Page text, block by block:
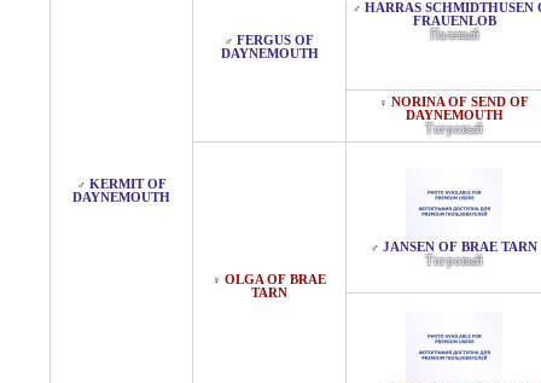
♂ KERMIT OF
DAYNEMOUTH
♂ FERGUS OF
DAYNEMOUTH
♂ HARRAS SCHMIDTHUSEN
FRAUENLOB
Палевый
♀ NORINA OF SEND OF
DAYNEMOUTH
Тигровый
♀ OLGA OF BRAE
TARN
♂ JANSEN OF BRAE TARN
Тигровый